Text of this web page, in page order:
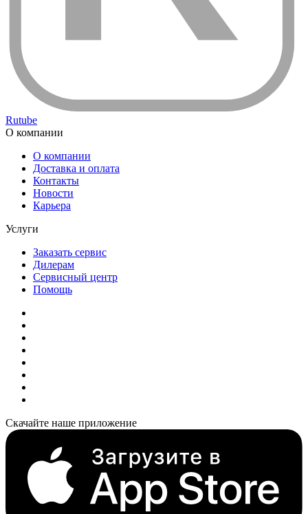
Rutube
О компании
О компании
Доставка и оплата
Контакты
Новости
Карьера
Услуги
Заказать сервис
Дилерам
Сервисный центр
Помощь
Скачайте наше приложение